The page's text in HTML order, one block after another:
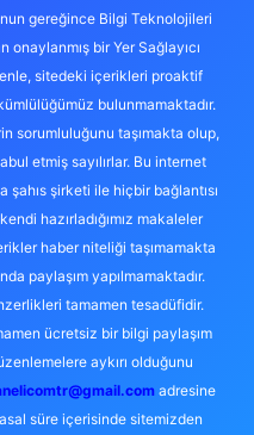
gereğince Bilgi Teknolojileri
onaylanmış bir Yer Sağlayıcı
sitedeki içerikleri proaktif
bulunmamaktadır.
sorumluluğunu taşımakta olup,
etmiş sayılırlar. Bu internet
şirketi ile hiçbir bağlantısı
hazırladığımız makaleler
haber niteliği taşımamakta
paylaşım yapılmamaktadır.
tamamen tesadüfidir.
ücretsiz bir bilgi paylaşım
aykırı olduğunu
adresine
süre içerisinde sitemizden